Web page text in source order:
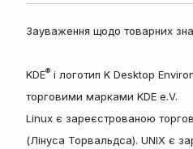
Зауваження щодо товарних
KDE®і логотип K Desktop
торговими марками KDE e.V.
Linux є зареєстрованою
(Лінуса Торвальдса). UNIX є